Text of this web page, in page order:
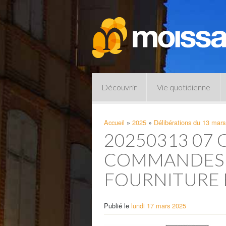
Découvrir Vie quotidienne
Pharmacies de garde
Accueil » 2025 » Délibérations du 13
20250313 07
COMMANDES
FOURNITURE
Publié le lundi 17 mars 2025